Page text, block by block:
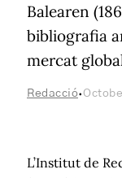
Balearen
bibliografia
mercat
Redacció·
L’Institut de